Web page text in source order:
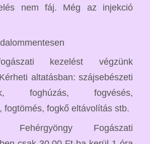
nem fáj. Még az injekció
kezelést végzünk
altatásban: szájsebészeti
foghúzás, fogvésés,
fogtömés, fogkő eltávolítás stb.
Fogászati